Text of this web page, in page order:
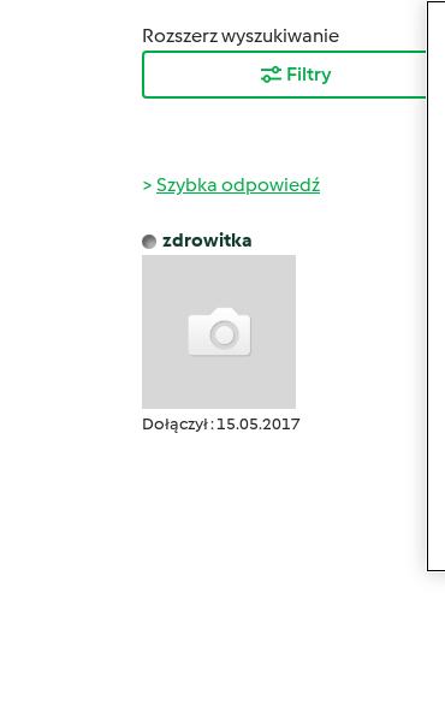
Rozszerz wyszukiwanie
Filtry
Szybka odpowiedź
zdrowitka
Dołączył : 15.05.2017